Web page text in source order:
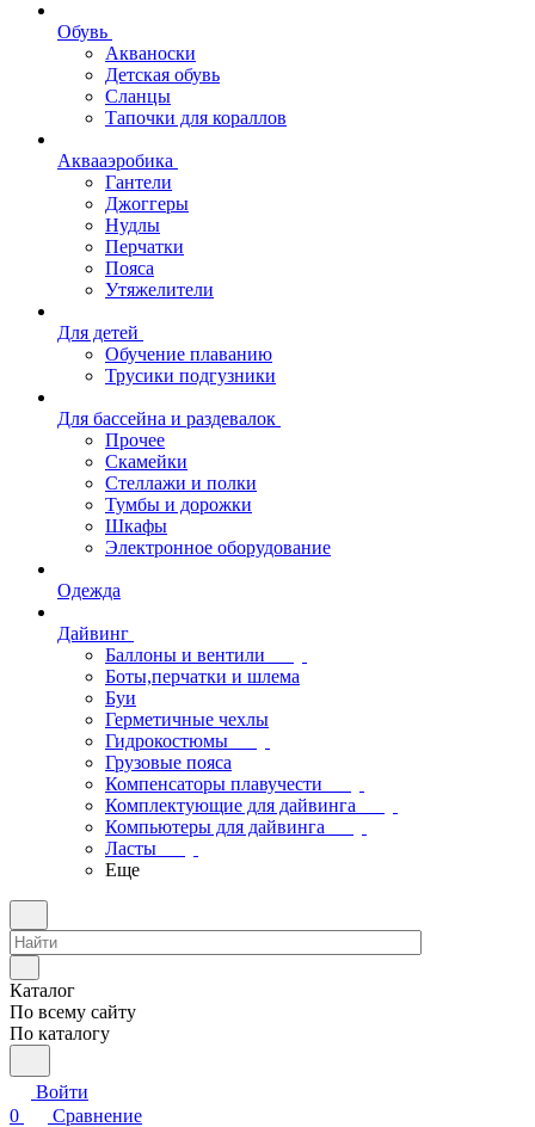
Обувь
Акваноски
Детская обувь
Сланцы
Тапочки для кораллов
Аквааэробика
Гантели
Джоггеры
Нудлы
Перчатки
Пояса
Утяжелители
Для детей
Обучение плаванию
Трусики подгузники
Для бассейна и раздевалок
Прочее
Скамейки
Стеллажи и полки
Тумбы и дорожки
Шкафы
Электронное оборудование
Одежда
Дайвинг
Баллоны и вентили
Боты,перчатки и шлема
Буи
Герметичные чехлы
Гидрокостюмы
Грузовые пояса
Компенсаторы плавучести
Комплектующие для дайвинга
Компьютеры для дайвинга
Ласты
Еще
Каталог
По всему сайту
По каталогу
Войти
0
Сравнение